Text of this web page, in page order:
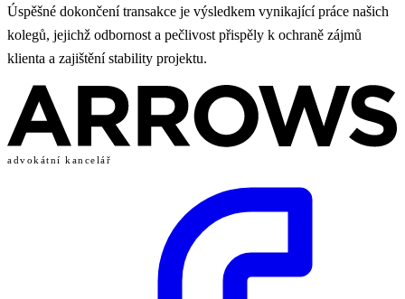
Úspěšné dokončení transakce je výsledkem vynikající práce našich
kolegů, jejichž odbornost a pečlivost přispěly k ochraně zájmů
klienta a zajištění stability projektu.
advokátní kancelář